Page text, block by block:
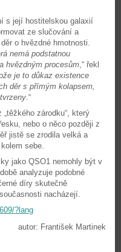
s její hostitelskou galaxií
ze slučování a
o hvězdné hmotnosti.
nemá podstatnou
hvězdným procesům ,“ řekl
je to důkaz existence
děr s přímým kolapsem,
.“
zárodku“, který
nebo o něco později z
jistě se zrodila velká a
sebe.
jako QSO1 nemohly být v
analyzuje podobné
díry skutečně
nacházejí.
?lang
autor: František Martinek